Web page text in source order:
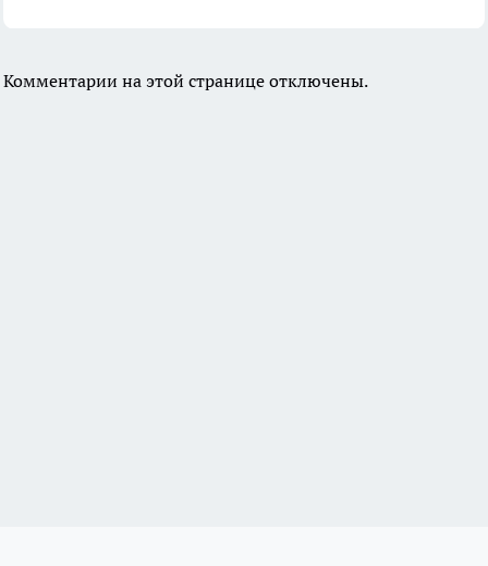
Комментарии на этой странице отключены.